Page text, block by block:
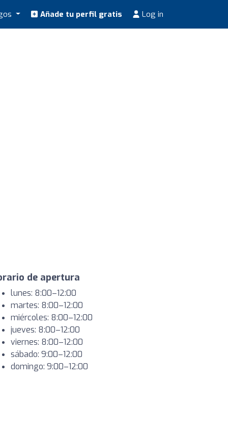
Añade tu perfil gratis Log in
de apertura
lunes: 8:00–12:00
martes: 8:00–12:00
miércoles: 8:00–12:00
jueves: 8:00–12:00
viernes: 8:00–12:00
sábado: 9:00–12:00
domingo: 9:00–12:00